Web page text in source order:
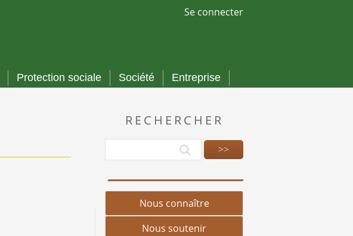
Se connecter
Protection sociale Société
Entreprise
RECHERCHER
Nous connaître
Nous soutenir